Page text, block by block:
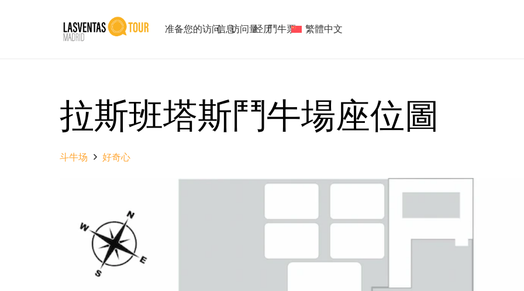
准备您的访问信息访问量经历鬥牛票 繁體中文
拉斯班塔斯鬥牛場座位圖
斗牛场 好奇心